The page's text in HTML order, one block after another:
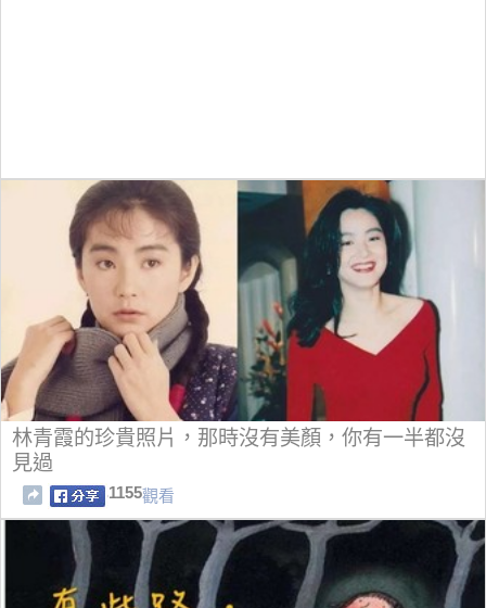
林青霞的珍貴照片，那時沒有美顏，你有一半都沒
見過
1155觀看